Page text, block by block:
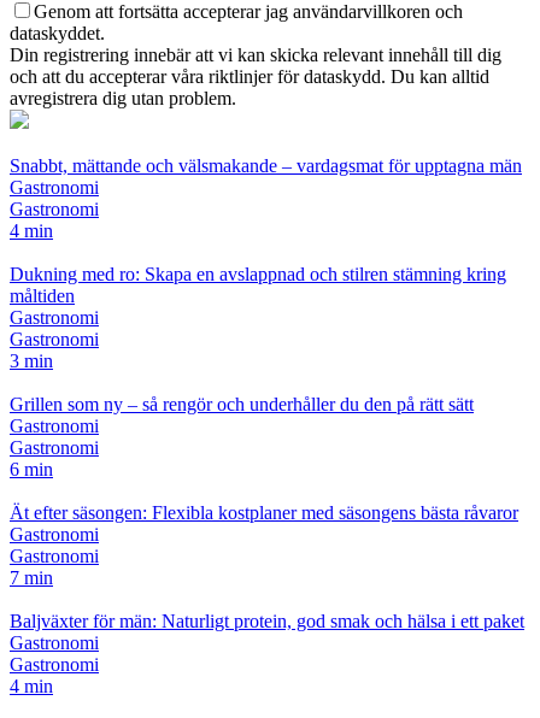
Genom att fortsätta accepterar jag användarvillkoren och
dataskyddet.
Din registrering innebär att vi kan skicka relevant innehåll till dig
och att du accepterar våra riktlinjer för dataskydd. Du kan alltid
avregistrera dig utan problem.
Snabbt, mättande och välsmakande – vardagsmat för upptagna män
Gastronomi
Gastronomi
4 min
Dukning med ro: Skapa en avslappnad och stilren stämning kring
måltiden
Gastronomi
Gastronomi
3 min
Grillen som ny – så rengör och underhåller du den på rätt sätt
Gastronomi
Gastronomi
6 min
Ät efter säsongen: Flexibla kostplaner med säsongens bästa råvaror
Gastronomi
Gastronomi
7 min
Baljväxter för män: Naturligt protein, god smak och hälsa i ett paket
Gastronomi
Gastronomi
4 min